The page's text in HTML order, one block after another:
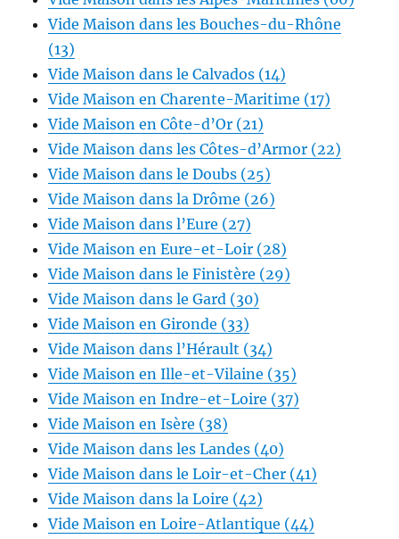
Vide Maison dans les Bouches-du-Rhône
(13)
Vide Maison dans le Calvados (14)
Vide Maison en Charente-Maritime (17)
Vide Maison en Côte-d’Or (21)
Vide Maison dans les Côtes-d’Armor (22)
Vide Maison dans le Doubs (25)
Vide Maison dans la Drôme (26)
Vide Maison dans l’Eure (27)
Vide Maison en Eure-et-Loir (28)
Vide Maison dans le Finistère (29)
Vide Maison dans le Gard (30)
Vide Maison en Gironde (33)
Vide Maison dans l’Hérault (34)
Vide Maison en Ille-et-Vilaine (35)
Vide Maison en Indre-et-Loire (37)
Vide Maison en Isère (38)
Vide Maison dans les Landes (40)
Vide Maison dans le Loir-et-Cher (41)
Vide Maison dans la Loire (42)
Vide Maison en Loire-Atlantique (44)